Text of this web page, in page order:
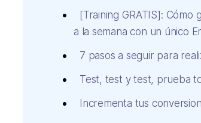
[Training GRATIS]: Cómo
a la semana con un único
7 pasos a seguir para
Test, test y test, prueba
Incrementa tus